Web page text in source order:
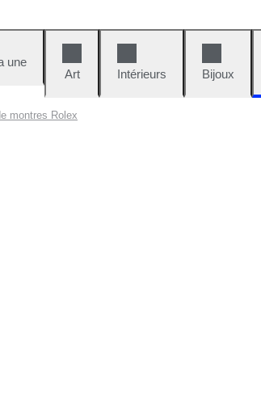
une
Art
Intérieurs Bijoux
montres Rolex